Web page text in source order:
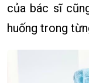
của bác sĩ
huống trong